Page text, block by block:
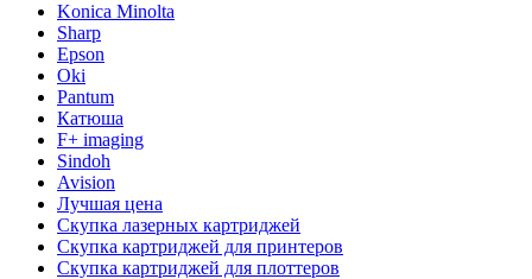
Konica Minolta
Sharp
Epson
Oki
Pantum
Катюша
F+ imaging
Sindoh
Avision
Лучшая цена
Скупка лазерных картриджей
Скупка картриджей для принтеров
Скупка картриджей для плоттеров